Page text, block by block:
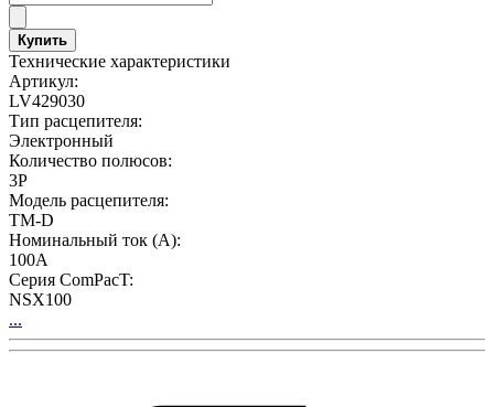
Купить
Технические характеристики
Артикул:
LV429030
Тип расцепителя:
Электронный
Количество полюсов:
3P
Модель расцепителя:
TM-D
Номинальный ток (А):
100А
Серия ComPacT:
NSX100
...